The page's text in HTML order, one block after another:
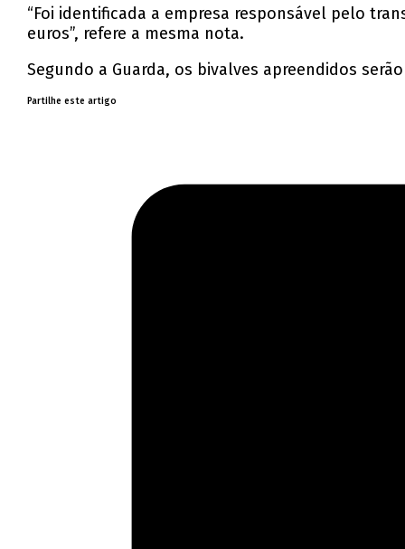
“Foi identificada a empresa responsável pelo
euros”, refere a mesma nota.
Segundo a Guarda, os bivalves apreendidos
Partilhe este artigo